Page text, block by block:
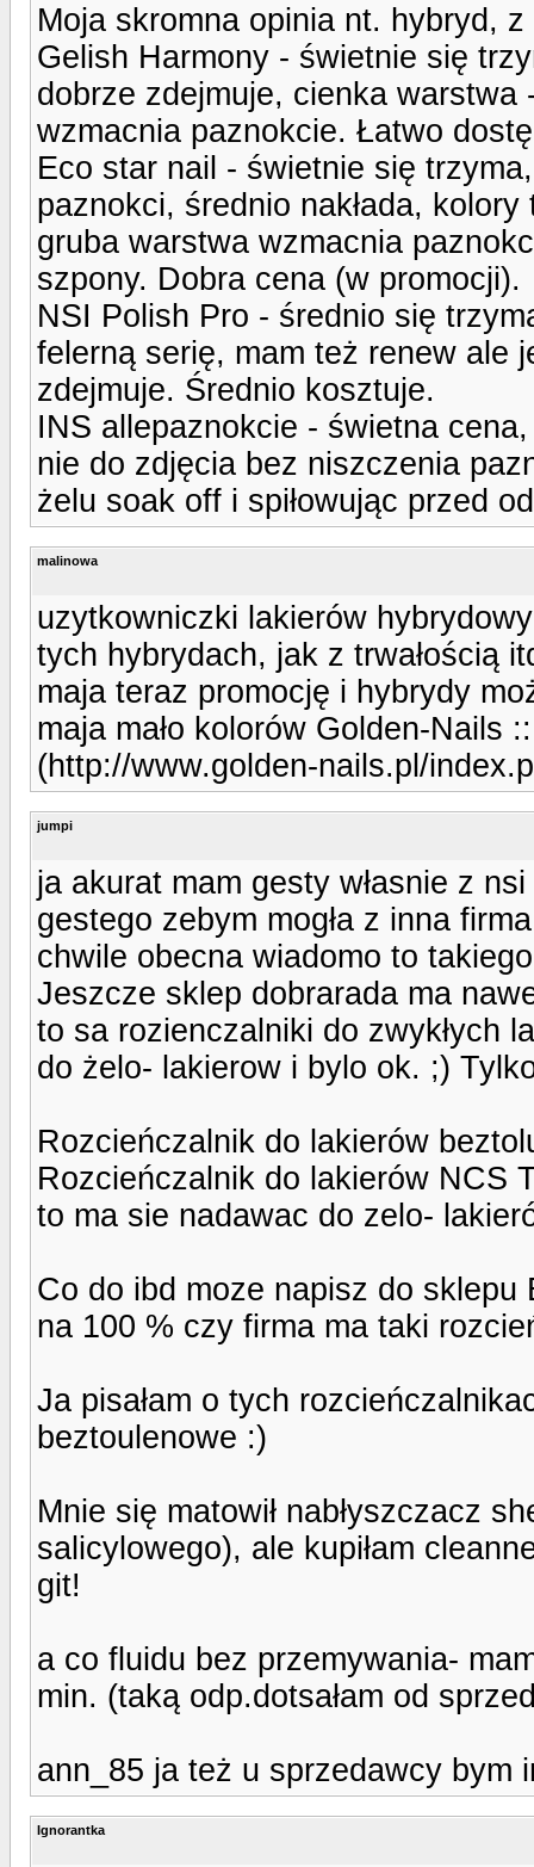
Moja skromna opinia nt. hybryd,
Gelish Harmony - świetnie się
dobrze zdejmuje, cienka warstwa
wzmacnia paznokcie. Łatwo
Eco star nail - świetnie się
paznokci, średnio nakłada,
gruba warstwa wzmacnia
szpony. Dobra cena (w promocji).
NSI Polish Pro - średnio się
felerną serię, mam też renew ale
zdejmuje. Średnio kosztuje.
INS allepaznokcie - świetna
nie do zdjęcia bez niszczenia
żelu soak off i spiłowując przed
malinowa
uzytkowniczki lakierów
tych hybrydach, jak z trwałością
maja teraz promocję i hybrydy
maja mało kolorów Golden-Nails
(http://www.golden-nails.pl/
jumpi
ja akurat mam gesty własnie z
gestego zebym mogła z inna
chwile obecna wiadomo to
Jeszcze sklep dobrarada ma
to sa rozienczalniki do zwykłych
do żelo- lakierow i bylo ok. ;)
Rozcieńczalnik do lakierów
Rozcieńczalnik do lakierów NCS
to ma sie nadawac do zelo-
Co do ibd moze napisz do sklepu
na 100 % czy firma ma taki
Ja pisałam o tych
beztoulenowe :)
Mnie się matowił nabłyszczacz
salicylowego), ale kupiłam
git!
a co fluidu bez przemywania-
min. (taką odp.dotsałam od
ann_85 ja też u sprzedawcy bym
Ignorantka